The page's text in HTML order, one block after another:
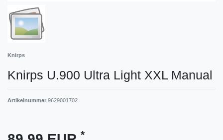
Knirps
Knirps U.900 Ultra Light XXL Manual
Artikelnummer 9629001702
*